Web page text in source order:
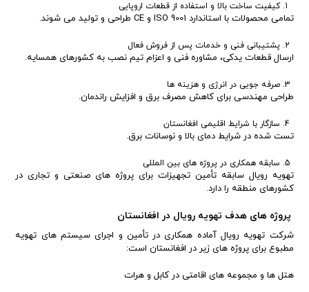
کیفیت ساخت بالا و استفاده از قطعات اروپایی
تمامی محصولات با استاندارد ISO 9001 و CE طراحی و تولید می شوند.
پشتیبانی فنی و خدمات پس از فروش فعال
ارسال قطعات یدکی، مشاوره فنی و اعزام تیم نصب به کشورهای همسایه.
صرفه جویی در انرژی و هزینه ها
طراحی مهندسی برای کاهش مصرف برق و افزایش راندمان.
سازگار با شرایط اقلیمی افغانستان
تست شده در شرایط دمای بالا و نوسانات برق.
سابقه همکاری در پروژه های بین المللی
تهویه رویال سابقه تأمین تجهیزات برای پروژه های صنعتی و تجاری در
کشورهای منطقه را دارد.
پروژه های هدف تهویه رویال در افغانستان
شرکت تهویه رویال آماده همکاری در تأمین و اجرای سیستم های تهویه
مطبوع برای پروژه های زیر در افغانستان است:
هتل ها و مجموعه های اقامتی در کابل و هرات